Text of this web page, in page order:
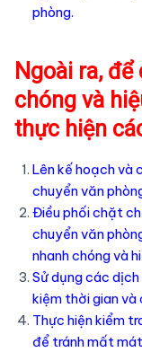
phòng.
Ngoài ra,
chóng và
thực hiện
Lên kế hoạch và
chuyển văn
Điều phối chặt
chuyển văn
nhanh chóng và
Sử dụng các
kiệm thời gian và
Thực hiện kiểm
để tránh mất